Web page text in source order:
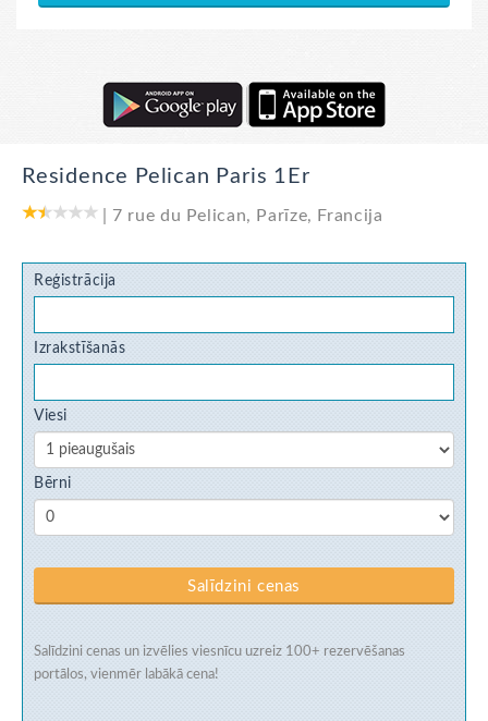
Residence Pelican Paris 1Er
7 rue du Pelican, Parīze, Francija
Reģistrācija
Izrakstīšanās
Viesi
Bērni
Salīdzini cenas
Salīdzini cenas un izvēlies viesnīcu uzreiz 100+ rezervēšanas
portālos, vienmēr labākā cena!